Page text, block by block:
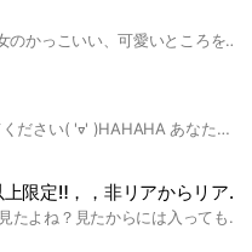
リア充のみんなｰ!!彼氏、彼女のかっこいい、可愛いところをみんなに教え合いませんか？ 非リアさんも大歓迎です！質問などあれば是非是非！ ほぼ雑談メインですかねw ♯少人数＃通知多い ルール：スタ連‪✕‬ 荒らし‪✕‬ 恋愛相談〇 タメ口〇 即抜け×スパイ×下ネタ× 追記 親バレやスマホが重くなるなどで抜ける方は入らないでください(*･ω･)*_ _)ﾍﾟｺﾘ
はーい そこの人！ 止まってください( 'ᢦ' )HAHAHA あなたリア充？非リア充？ ▶リア充だよぉおぉん✌️ ▶非リア充ですがなにか？💢 ここはリア充と非リア充が 戦うところです★ ま、言葉でね★ このオプチャ内で非リアと非リアが 付き合ってリア充になっても！ いいよん(♡∀♡〃)‼ ルール 1、あんま戦いが激しかったら 主が止めますね(^^) 2、リア充側 非リア充側 移動する時は報告お願い(＞人＜;) 3、戦いリタイアする時（抜ける時）は 教えてな？？？（^^(圧)） 4、下ネタ❌ 浮気❌ 相手がめっちゃ傷つく言葉❌ 即抜け❌ 荒らし❌ 👆🏻のやったら強制退会です！ これ守れば別に大丈夫🙆‍♀️ ここまで読んでくれてせんきゅー！ じゃ、いらっしゃいませ(？)
【恋人ごっこ】中学生以上限定‼️，，非リアからリア充なっちゃお☆，，，人不足
そこの君🫵今このオプチャ 見たよね？見たからには入ってもらうよ 人があんまいないんだ、、だから君が 参加してくれたら嬉しいな(*´꒳`*) 愛重系でも何系でも大歓迎‼️ 説明⤵︎ ここは恋愛をする場所だよ☆ リア充，ネッ友になれちゃったり⁈ ごっこでもじゃなくてもいいよ！ たくさん話して仲を深めて リア充になっちゃお☆ リア充になるまで抜けれません(嘘) #中学生#高校生